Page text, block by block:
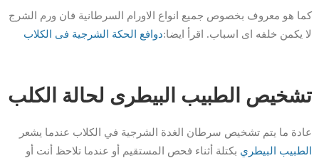
كما هو معروف بخصوص جميع انواع الاورام السرطانية فان ورم الشرج
لا يكمن خلفه اى اسباب. اقرأ ايضا:دوافع الحكة الشرجية فى الكلاب
تشخيص الطبيب البيطرى لحالة الكلب
عادة ما يتم تشخيص سرطان الغدة الشرجية في الكلاب عندما يشعر
الطبيب البيطري بكتلة أثناء فحص المستقيم أو عندما تلاحظ أنت أو